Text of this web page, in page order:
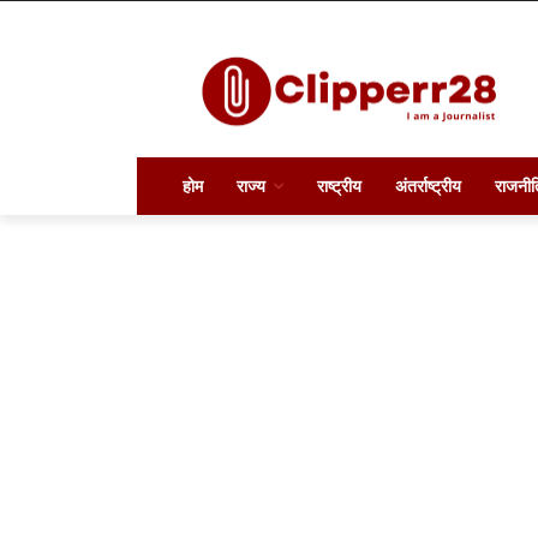
होम राज्य राष्ट्रीय अंतर्राष्ट्रीय